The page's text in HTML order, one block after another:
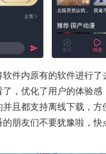
件内原有的软件进行了
了，优化了用户的体验感
且都支持离线下载，方
朋友们不要犹豫啦，快